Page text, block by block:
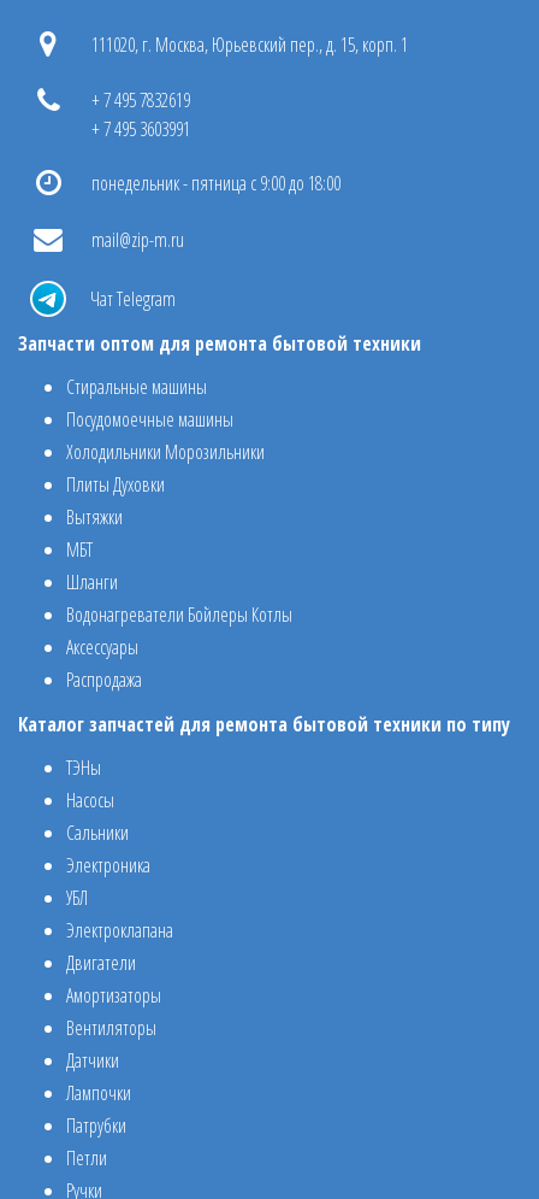
111020, г. Москва, Юрьевский пер., д. 15, корп. 1
+ 7 495 7832619
+ 7 495 3603991
понедельник - пятница с 9:00 до 18:00
mail@zip-m.ru
Чат Telegram
Запчасти оптом для ремонта бытовой техники
Стиральные машины
Посудомоечные машины
Холодильники Морозильники
Плиты Духовки
Вытяжки
МБТ
Шланги
Водонагреватели Бойлеры Котлы
Аксессуары
Распродажа
Каталог запчастей для ремонта бытовой техники по типу
ТЭНы
Насосы
Сальники
Электроника
УБЛ
Электроклапана
Двигатели
Амортизаторы
Вентиляторы
Датчики
Лампочки
Патрубки
Петли
Ручки